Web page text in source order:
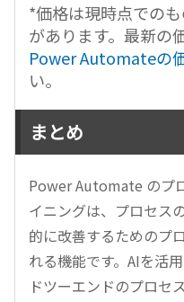
*価格は現時点での
があります。最新の
Power Automateの
い。
まとめ
Power Automate のプ
イニングは、プロセス
的に改善するためのプ
れる機能です。AIを活
ドツーエンドのプロセ